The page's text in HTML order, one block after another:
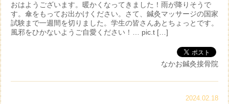
おはようございます。暖かくなってきました！雨が降りそうで
す。傘をもってお出かけください。さて、鍼灸マッサージの国家
試験まで一週間を切りました。学生の皆さんあとちょっとです。
風邪をひかないようご自愛ください！… pic.t […]
なかお鍼灸接骨院
2024.02.18